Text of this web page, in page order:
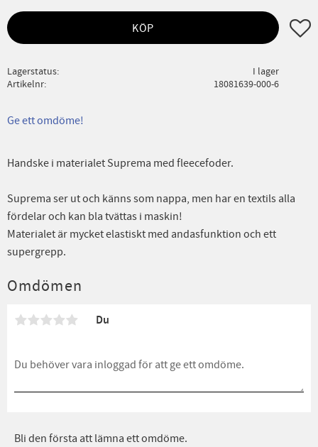
KÖP Lägg
Lagerstatus
I lager
Artikelnr
18081639-000-6
Ge ett omdöme!
Handske i materialet Suprema med fleecefoder.
Suprema ser ut och känns som nappa, men har en textils alla
fördelar och kan bla tvättas i maskin!
Materialet är mycket elastiskt med andasfunktion och ett
supergrepp.
Omdömen
Du
Bli den första att lämna ett omdöme.